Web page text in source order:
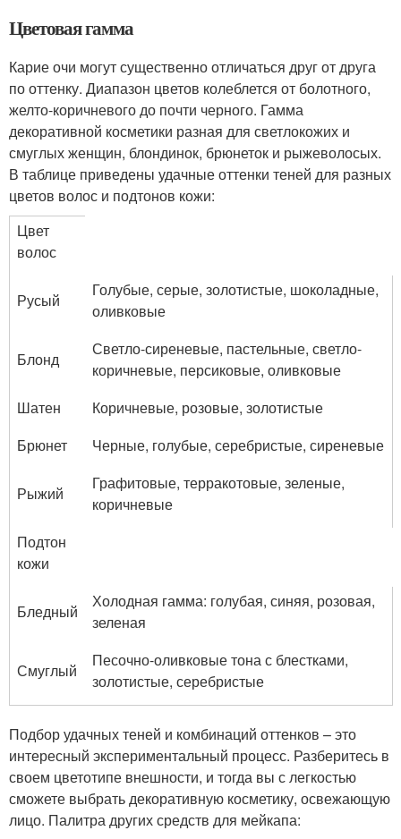
Цветовая гамма
Карие очи могут существенно отличаться друг от друга
по оттенку. Диапазон цветов колеблется от болотного,
желто-коричневого до почти черного. Гамма
декоративной косметики разная для светлокожих и
смуглых женщин, блондинок, брюнеток и рыжеволосых.
В таблице приведены удачные оттенки теней для разных
цветов волос и подтонов кожи:
Цвет
волос
Русый
Голубые, серые, золотистые, шоколадные,
оливковые
Блонд
Светло-сиреневые, пастельные, светло-
коричневые, персиковые, оливковые
Шатен
Коричневые, розовые, золотистые
Брюнет
Черные, голубые, серебристые, сиреневые
Рыжий
Графитовые, терракотовые, зеленые,
коричневые
Подтон
кожи
Бледный
Холодная гамма: голубая, синяя, розовая,
зеленая
Смуглый
Песочно-оливковые тона с блестками,
золотистые, серебристые
Подбор удачных теней и комбинаций оттенков – это
интересный экспериментальный процесс. Разберитесь в
своем цветотипе внешности, и тогда вы с легкостью
сможете выбрать декоративную косметику, освежающую
лицо. Палитра других средств для мейкапа: